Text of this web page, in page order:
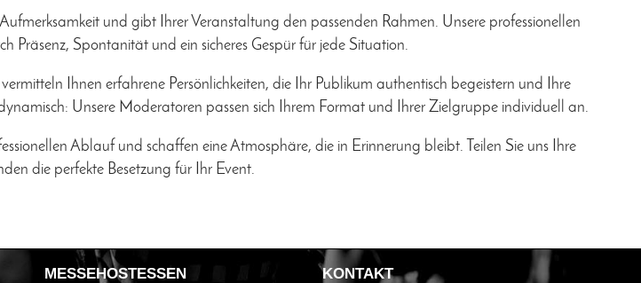
und gibt Ihrer Veranstaltung den passenden Rahmen. Unsere professionellen
Präsenz, Spontanität und ein sicheres Gespür für jede Situation.
Ihnen erfahrene Persönlichkeiten, die Ihr Publikum authentisch begeistern und Ihre
Unsere Moderatoren passen sich Ihrem Format und Ihrer Zielgruppe individuell an.
Ablauf und schaffen eine Atmosphäre, die in Erinnerung bleibt. Teilen Sie uns Ihre
die perfekte Besetzung für Ihr Event.
MESSEHOSTESSEN KONTAKT